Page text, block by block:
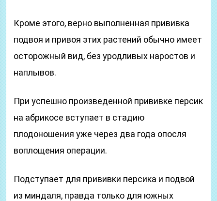
Кроме этого, верно выполненная прививка
подвоя и привоя этих растений обычно имеет
осторожный вид, без уродливых наростов и
наплывов.
При успешно произведенной прививке персик
на абрикосе вступает в стадию
плодоношения уже через два года опосля
воплощения операции.
Подступает для прививки персика и подвой
из миндаля, правда только для южных